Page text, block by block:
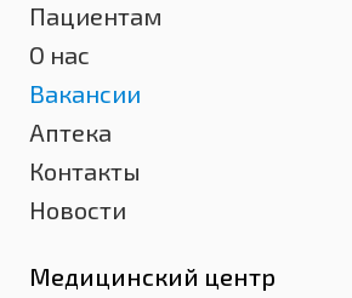
Пациентам
О нас
Вакансии
Аптека
Контакты
Новости
Медицинский центр